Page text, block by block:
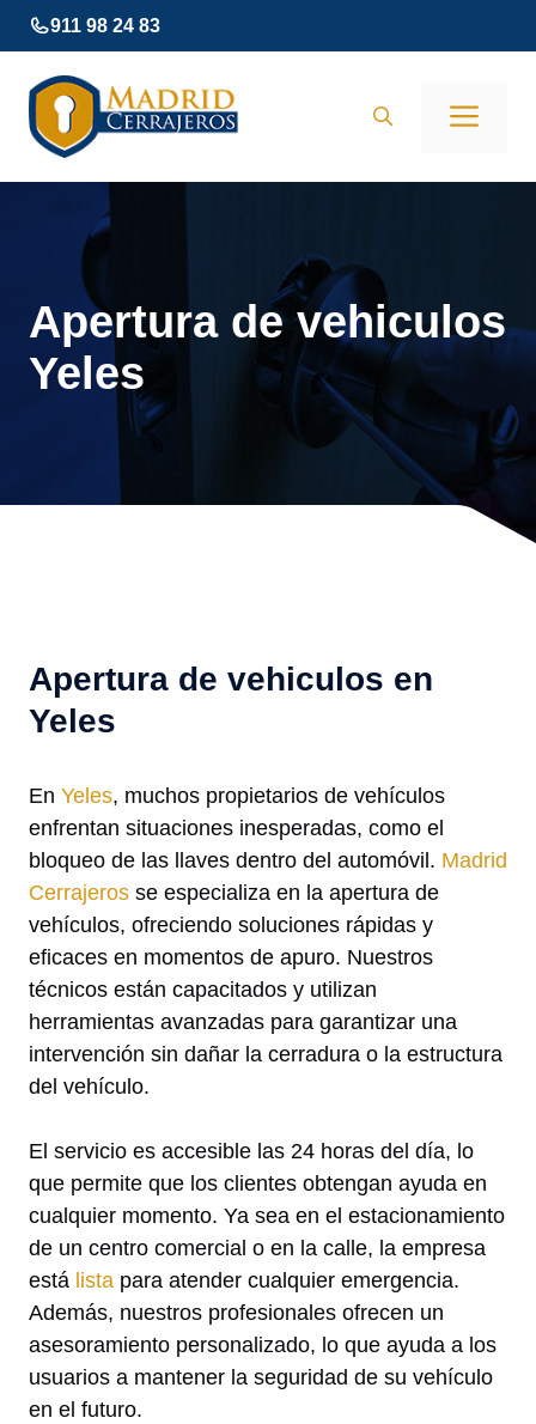
Saltar
al
contenido
911 98 24 83
Apertura de vehiculos
Yeles
Apertura de vehiculos en
Yeles
En Yeles, muchos propietarios de vehículos
enfrentan situaciones inesperadas, como el
bloqueo de las llaves dentro del automóvil. Madrid
Cerrajeros se especializa en la apertura de
vehículos, ofreciendo soluciones rápidas y
eficaces en momentos de apuro. Nuestros
técnicos están capacitados y utilizan
herramientas avanzadas para garantizar una
intervención sin dañar la cerradura o la estructura
del vehículo.
El servicio es accesible las 24 horas del día, lo
que permite que los clientes obtengan ayuda en
cualquier momento. Ya sea en el estacionamiento
de un centro comercial o en la calle, la empresa
está lista para atender cualquier emergencia.
Además, nuestros profesionales ofrecen un
asesoramiento personalizado, lo que ayuda a los
usuarios a mantener la seguridad de su vehículo
en el futuro.